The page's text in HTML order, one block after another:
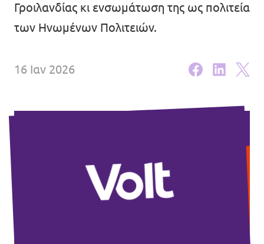
Οικονομικά
Γροιλανδίας κι ενσωμάτωση της ως πολιτεία
των Ηνωμένων Πολιτειών.
16 Ιαν 2026